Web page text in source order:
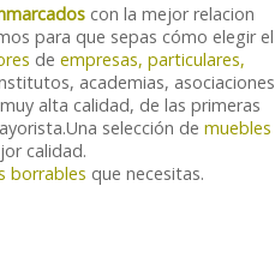
con la mejor relacion
para que sepas cómo elegir el
deempresas, particulares,
academias, asociaciones
alta calidad, de las primeras
Una selección demuebles
calidad.
borrables que necesitas.